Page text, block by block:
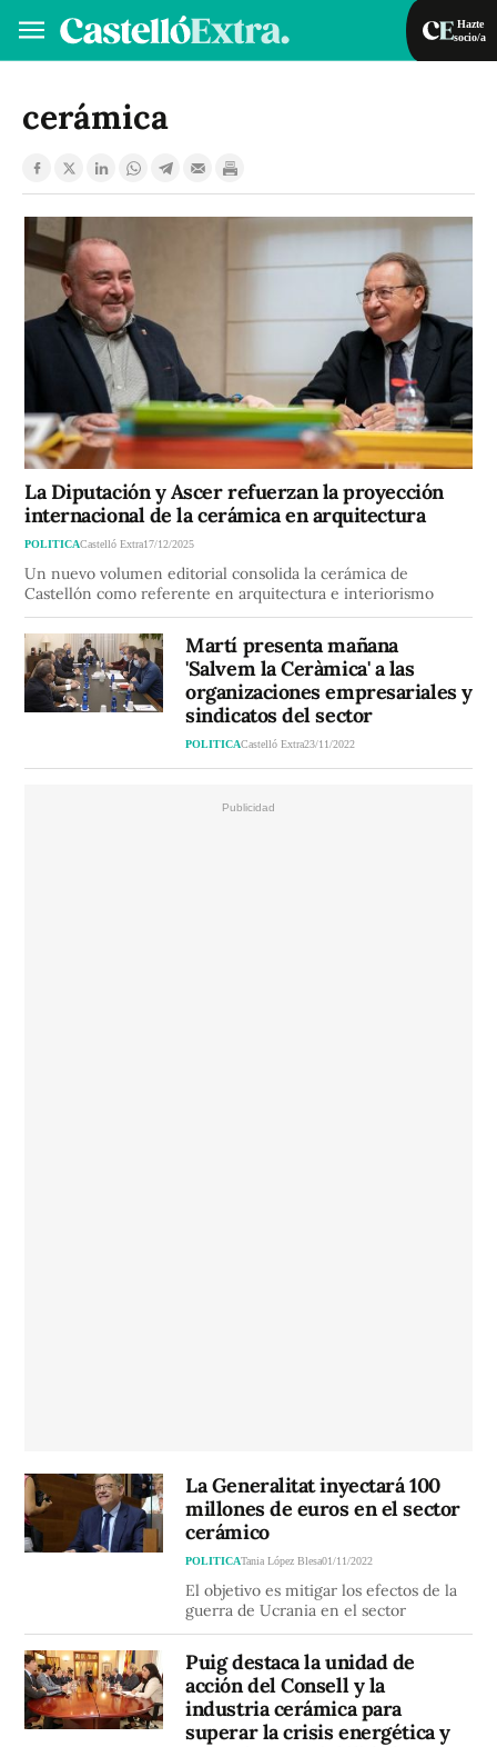
Hazte
socio/a
VA
cerámica
La Diputación y Ascer refuerzan la proyección
internacional de la cerámica en arquitectura
POLITICACastelló Extra17/12/2025
Un nuevo volumen editorial consolida la cerámica de
Castellón como referente en arquitectura e interiorismo
Martí presenta mañana
'Salvem la Ceràmica' a las
organizaciones empresariales y
sindicatos del sector
POLITICACastelló Extra23/11/2022
La Generalitat inyectará 100
millones de euros en el sector
cerámico
POLITICATania López Blesa01/11/2022
El objetivo es mitigar los efectos de la
guerra de Ucrania en el sector
Puig destaca la unidad de
acción del Consell y la
industria cerámica para
superar la crisis energética y